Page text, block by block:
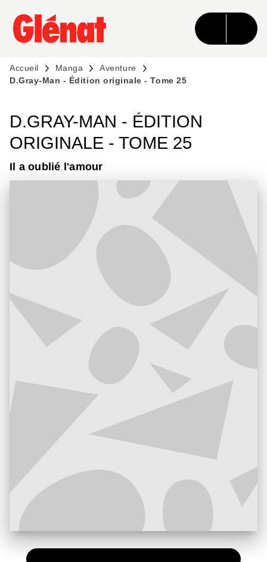
MENU RECHERCHE CONTENU
PIED DE PAGE
Accueil Manga
Aventure
D.Gray-Man - Édition originale - Tome 25
D.GRAY-MAN - ÉDITION
ORIGINALE - TOME 25
Il a oublié l'amour